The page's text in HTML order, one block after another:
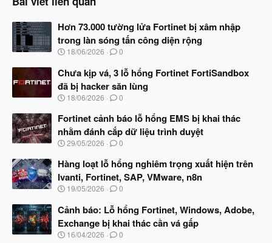
à
b
t
đ
u
Chưa kịp vá, 3 lỗ hổng Fortinet FortiSandbox
đã bị hacker săn lùng
N
g
à
b
ắ
t
đ
u
18/06/2026 0
Fortinet cảnh báo lỗ hổng EMS bị khai thác
nhằm đánh cắp dữ liệu trình duyệt
N
g
à
b
ắ
t
đ
u
29/05/2026 0
Hàng loạt lỗ hổng nghiêm trọng xuất hiện trên
Ivanti, Fortinet, SAP, VMware, n8n
N
g
à
b
t
đ
u
19/05/2026 0
Cảnh báo: Lỗ hổng Fortinet, Windows, Adobe,
Exchange bị khai thác cần vá gấp
N
g
à
b
t
đ
16/04/2026 0
Fortinet phát hành bản vá tháng 4/2026, xử lý
11 lỗ hổng nghiêm trọng
N
g
à
15/04/2026 0